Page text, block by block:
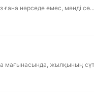
нәрседе емес, мәнді сө...
мағынасында, жылқының